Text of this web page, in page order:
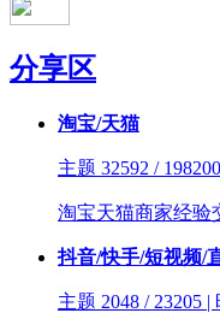
分享区
淘宝/天猫
主题 32592 /
淘宝天猫商家经验
抖音/快手/短视频/
主题 2048 / 23205 |